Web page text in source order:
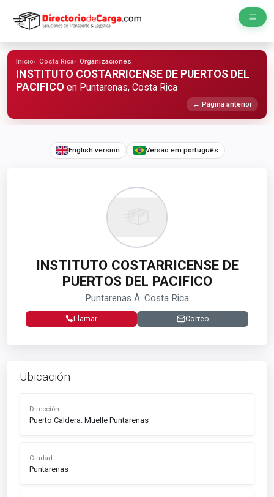
Inicio Costa Rica Organizaciones
INSTITUTO COSTARRICENSE DE PUERTOS DEL
PACIFICO en Puntarenas, Costa Rica
← Página anterior
English version Versão em português
INSTITUTO COSTARRICENSE DE
PUERTOS DEL PACIFICO
Puntarenas Â· Costa Rica
Llamar Correo
Ubicación
Dirección
Puerto Caldera. Muelle Puntarenas
Ciudad
Puntarenas